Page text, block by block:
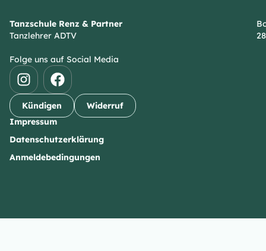
Tanzschule Renz & Partner
Tanzlehrer ADTV
Folge uns auf Social Media
Kündigen
Widerruf
Impressum
Datenschutzerklärung
Anmeldebedingungen